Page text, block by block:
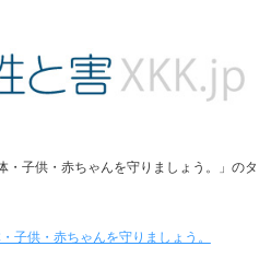
・子供・赤ちゃんを守りましょう。」のタ
子供・赤ちゃんを守りましょう。